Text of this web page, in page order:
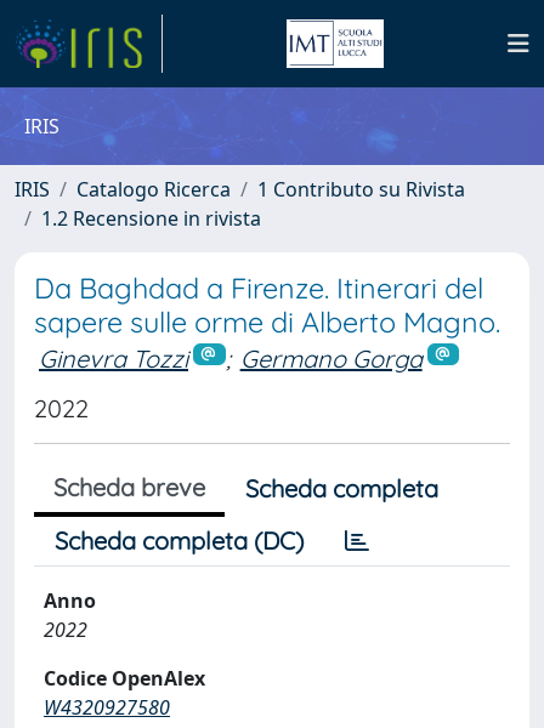
IRIS
IRIS Catalogo Ricerca
1 Contributo su Rivista
1.2 Recensione in rivista
Da Baghdad a Firenze. Itinerari del
sapere sulle orme di Alberto Magno.
Ginevra Tozzi ; Germano Gorga
2022
Scheda breve
Scheda completa
Scheda completa (DC)
Anno
2022
Codice OpenAlex
W4320927580